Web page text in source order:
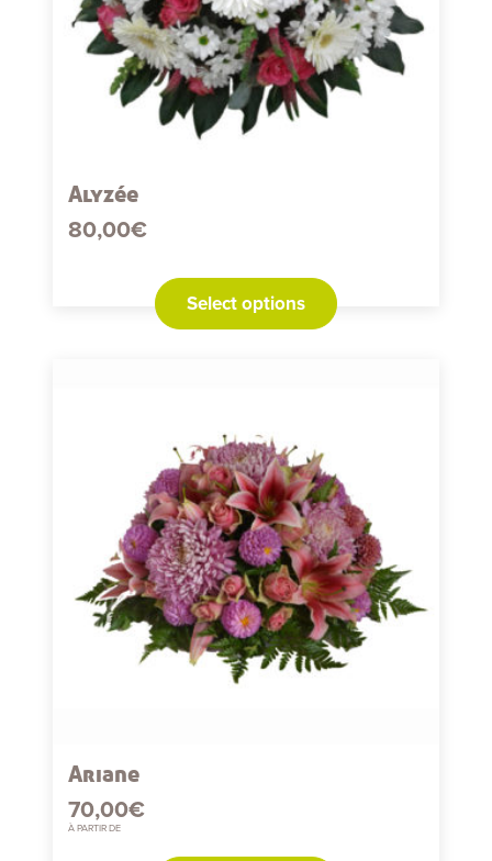
Alyzée
80,00€
Select options
Ariane
70,00€
À PARTIR DE